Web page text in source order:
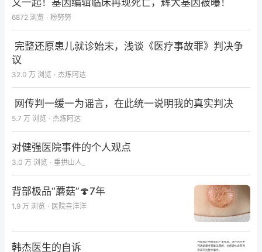
又一起！基因编辑临床再现死亡，辉大基因被曝！
6872 浏览 · 粉努努
完整还原患儿就诊始末，浅谈《医疗事故罪》判决争
议
32.0 万 浏览 · 杰炼阿达
网传判一缓一为谣言，在此统一说明我的真实判决
5.7 万 浏览 · 杰炼阿达
对健强医院事件的个人观点
3.0 万 浏览 · 垂拱山人_
背部极品“蘑菇”🍄7年
1.9 万 浏览 · 医院喜洋洋
韩杰医生的自诉